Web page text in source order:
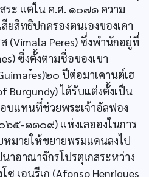
ระ แต่ใน ค.ศ. ๑๐๗๑ ความ
ยสิทธิปกครองตนเองของเคา
(Vimala Peres) ซึ่งพำนักอยู่ที่
ซึ่งตั้งตามชื่อของเขา
es)๒๐ ปีต่อมาเคานต์เฮ
Burgundy) ได้รับแต่งตั้งเป็น
บแทนที่ช่วยพระเจ้าอัลฟอง
๖๕-๑๑๐๙) แห่งเลอองในการ
หมายให้ขยายพรมแดนลงไป
าอาณาจักรโปรตุเกสระหว่าง
เอนรีเก (Afonso Henriques